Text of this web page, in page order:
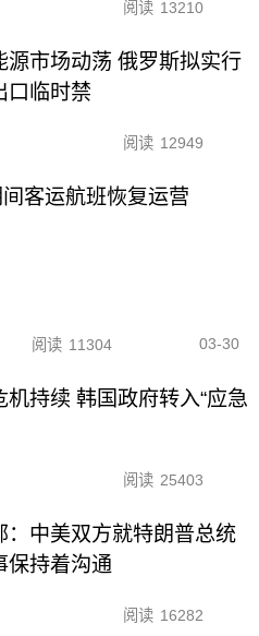
阅读 13210
源市场动荡 俄罗斯拟实行
口临时禁
阅读 12949
客运航班恢复运营
阅读 11304 03-30
机持续 韩国政府转入“应急
阅读 25403
：中美双方就特朗普总统
保持着沟通
阅读 16282